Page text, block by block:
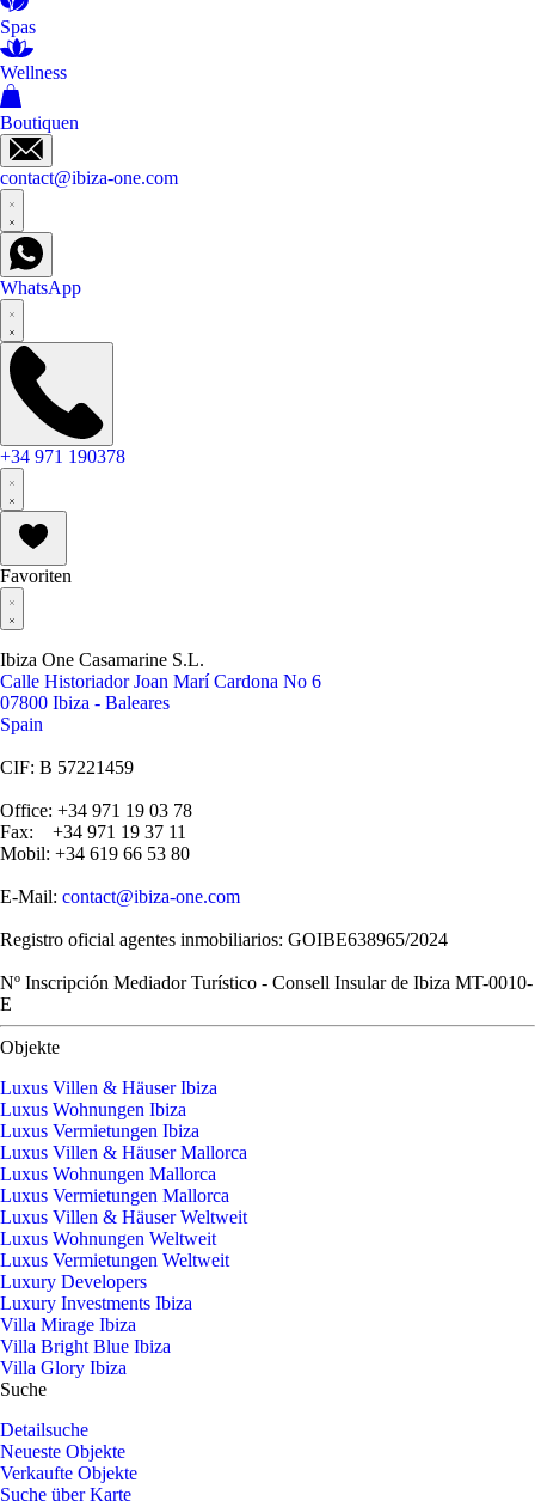
Spas
Wellness
Boutiquen
contact@ibiza-one.com
WhatsApp
+34 971 190378
Favoriten
Ibiza One Casamarine S.L.
Calle Historiador Joan Marí Cardona No 6
07800 Ibiza - Baleares
Spain
CIF: B 57221459
Office: +34 971 19 03 78
Fax: +34 971 19 37 11
Mobil: +34 619 66 53 80
E-Mail: contact@ibiza-one.com
Registro oficial agentes inmobiliarios: GOIBE638965/2024
Nº Inscripción Mediador Turístico - Consell Insular de Ibiza MT-0010-
E
Objekte
Luxus Villen & Häuser Ibiza
Luxus Wohnungen Ibiza
Luxus Vermietungen Ibiza
Luxus Villen & Häuser Mallorca
Luxus Wohnungen Mallorca
Luxus Vermietungen Mallorca
Luxus Villen & Häuser Weltweit
Luxus Wohnungen Weltweit
Luxus Vermietungen Weltweit
Luxury Developers
Luxury Investments Ibiza
Villa Mirage Ibiza
Villa Bright Blue Ibiza
Villa Glory Ibiza
Suche
Detailsuche
Neueste Objekte
Verkaufte Objekte
Suche über Karte